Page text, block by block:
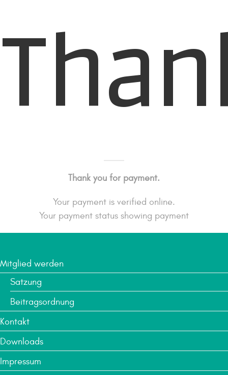
Thank you for payment.
Your payment is verified online.
Your payment status showing payment
Mitglied werden
Satzung
Beitragsordnung
Kontakt
Downloads
Impressum